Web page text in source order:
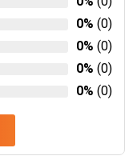
0% (0)
0% (0)
0% (0)
0% (0)